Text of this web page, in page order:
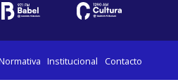
Institucional Contacto